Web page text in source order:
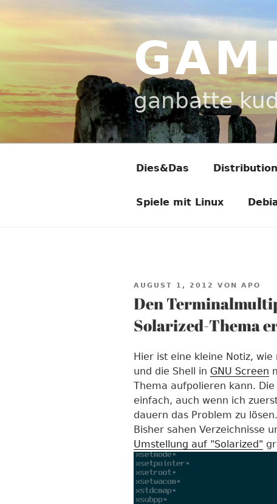
ganbatte
Dies&Das
Spiele mit Linux
VERÖFFENTLICHT
AUGUST 1, 2012 VON APO
Den
Solarized-Thema
Hier ist eine kleine Notiz,
und die Shell in GNU Screen
Thema aufpolieren kann.
einfach, auch wenn ich
dauern das Problem zu lösen.
Bisher sahen Verzeichnisse
Umstellung auf "Solarized"